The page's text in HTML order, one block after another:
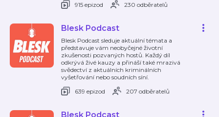
915 epizod
230 odběratelů
Blesk Podcast
Blesk Podcast sleduje aktuální témata a
představuje vám neobyčejné životní
zkušenosti pozvaných hostů. Každý díl
odkrývá živé kauzy a přináší také mrazivá
svědectví z aktuálních kriminálních
vyšetřování nebo soudních síní.
639 epizod
207 odběratelů
Blesk Podcast